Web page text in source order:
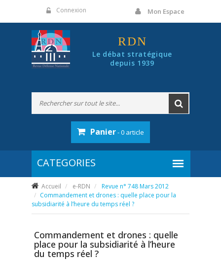
Connexion Mon Espace
RDN
Le débat stratégique
depuis 1939
Panier- 0 article
Accueil e-RDN
Revue n° 748 Mars 2012
Commandement et drones : quelle place pour la
subsidiarité à l’heure du temps réel ?
Commandement et drones : quelle
place pour la subsidiarité à l’heure
du temps réel ?